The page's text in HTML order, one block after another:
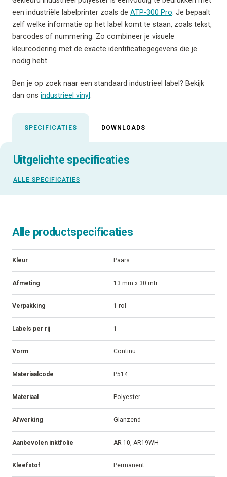
een industriële labelprinter zoals de ATP-300 Pro . Je bepaalt
zelf welke informatie op het label komt te staan, zoals tekst,
barcodes of nummering. Zo combineer je visuele
kleurcodering met de exacte identificatiegegevens die je
nodig hebt.
Ben je op zoek naar een standaard industrieel label? Bekijk
dan ons industrieel vinyl
SPECIFICATIES DOWNLOADS
Uitgelichte specificaties
ALLE SPECIFICATIES
Alle productspecificaties
Kleur Paars
Afmeting 13 mm x 30 mtr
Verpakking 1 rol
Labels per rij 1
Vorm Continu
Materiaalcode P514
Materiaal Polyester
Afwerking Glanzend
Aanbevolen inktfolie AR-10, AR19WH
Kleefstof Permanent